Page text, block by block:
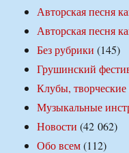
Авторская песня
Авторская песня
Без рубрики (145)
Грушинский
Клубы,
Музыкальные
Новости (42 062)
Обо всем(112)